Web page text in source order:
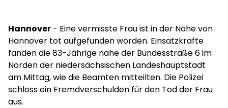
Hannover - Eine vermisste Frau ist in der Nähe von
Hannover tot aufgefunden worden. Einsatzkräfte
fanden die 83-Jährige nahe der Bundesstraße 6 im
Norden der niedersächsischen Landeshauptstadt
am Mittag, wie die Beamten mitteilten. Die Polizei
schloss ein Fremdverschulden für den Tod der Frau
aus.